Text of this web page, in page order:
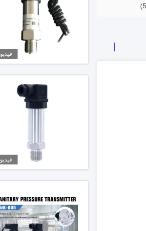
فيديو
فيديو